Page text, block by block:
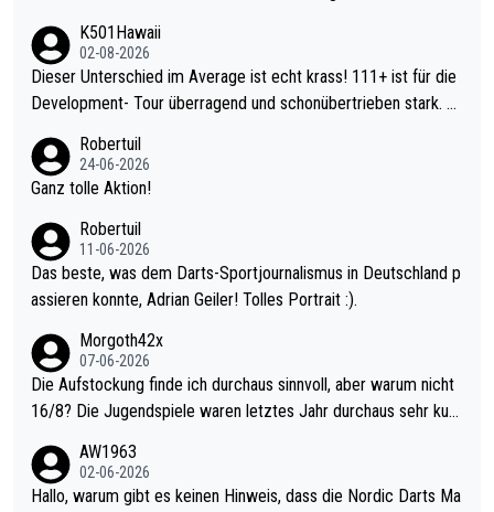
K501Hawaii
02-08-2026
Dieser Unterschied im Average ist echt krass! 111+ ist für die
Development- Tour überragend und schonübertrieben stark. U
mal 40+ erst recht. Da gewinnst keinen Blumentopf - ist ja noc
h krasser wie ein Pokalspiel eines Kreisligisten vs einem Bund
Robertuil
24-06-2026
Ganz tolle Aktion!
Robertuil
11-06-2026
Das beste, was dem Darts-Sportjournalismus in Deutschland p
assieren konnte, Adrian Geiler! Tolles Portrait :).
Morgoth42x
07-06-2026
Die Aufstockung finde ich durchaus sinnvoll, aber warum nicht
16/8? Die Jugendspiele waren letztes Jahr durchaus sehr kurz
Allerdings ist Mitchell Lawrie als Nummer 1 der Welt eh qualifi
ziert. Somit ändert die automatische Qualifikation des Weltmei
AW1963
02-06-2026
Hallo, warum gibt es keinen Hinweis, dass die Nordic Darts Ma